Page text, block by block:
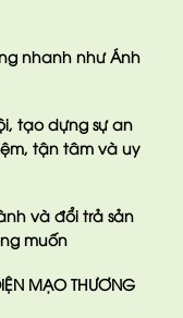
nhanhnhư Ánh
, tạo dựng sự an
tận tâm và uy
và đổi trả sản
muốn
MẠO THƯƠNG